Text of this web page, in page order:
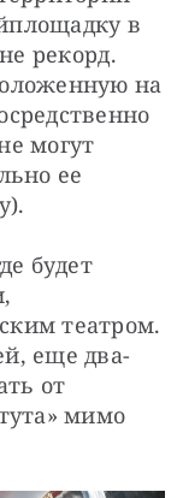
в
рекорд.
на
могут
ее
будет
театром.
еще два-
от
мимо